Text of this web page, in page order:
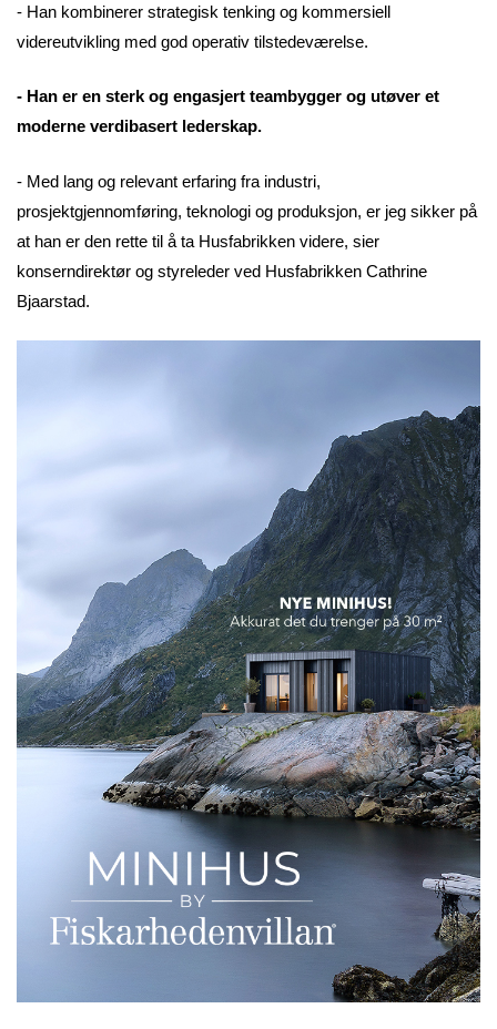
- Han kombinerer strategisk tenking og kommersiell
videreutvikling med god operativ tilstedeværelse.
- Han er en sterk og engasjert teambygger og utøver et
moderne verdibasert lederskap.
- Med lang og relevant erfaring fra industri,
prosjektgjennomføring, teknologi og produksjon, er jeg sikker på
at han er den rette til å ta Husfabrikken videre, sier
konserndirektør og styreleder ved Husfabrikken Cathrine
Bjaarstad.